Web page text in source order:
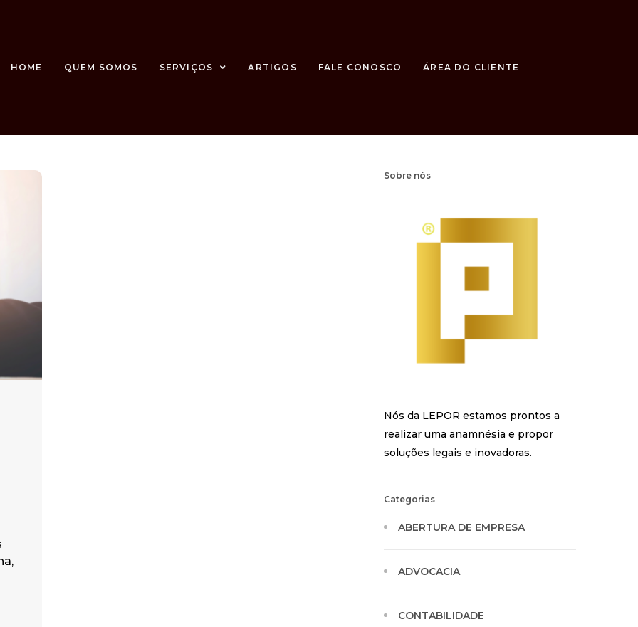
HOME QUEM SOMOS SERVIÇOS ARTIGOS FALE CONOSCO ÁREA DO CLIENTE
Sobre nós
Nós da LEPOR estamos prontos a
realizar uma anamnésia e propor
soluções legais e inovadoras.
Categorias
ABERTURA DE EMPRESA
ADVOCACIA
CONTABILIDADE